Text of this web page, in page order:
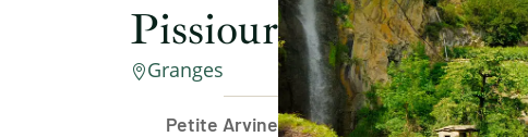
Pissiour
Granges
Petite Arvine